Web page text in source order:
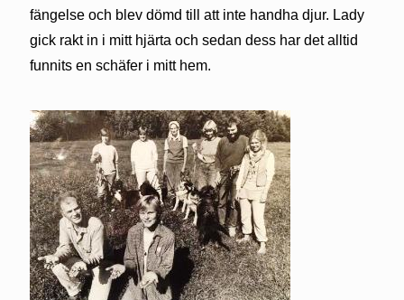
fängelse och blev dömd till att inte handha djur. Lady
gick rakt in i mitt hjärta och sedan dess har det alltid
funnits en schäfer i mitt hem.